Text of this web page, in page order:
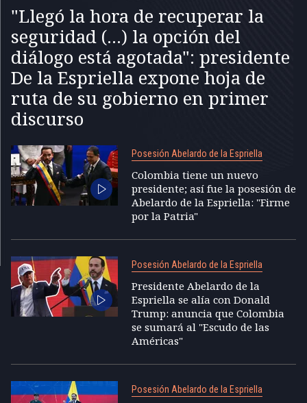
"Llegó la hora de recuperar la
seguridad (...) la opción del
diálogo está agotada": presidente
De la Espriella expone hoja de
ruta de su gobierno en primer
discurso
Posesión Abelardo de la Espriella
Colombia tiene un nuevo
presidente; así fue la posesión de
Abelardo de la Espriella: "Firme
por la Patria"
Posesión Abelardo de la Espriella
Presidente Abelardo de la
Espriella se alía con Donald
Trump: anuncia que Colombia
se sumará al "Escudo de las
Américas"
Posesión Abelardo de la Espriella